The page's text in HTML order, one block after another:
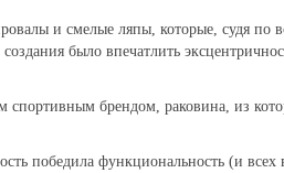
и смелые ляпы, которые, судя
было впечатлить
спортивным брендом, раковина, из
победила функциональность (и